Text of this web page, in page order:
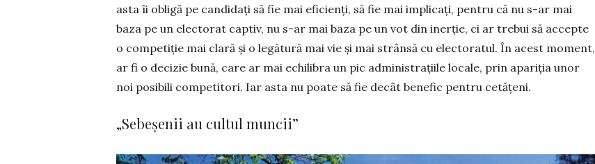
asta îi obligă pe candidați să fie mai eficienți, să fie mai implicați, pentru că nu s-ar mai
baza pe un electorat captiv, nu s-ar mai baza pe un vot din inerție, ci ar trebui să accepte
o com­pe­tiție mai clară și o legătură mai vie și mai strânsă cu elec­toratul. În acest mo­ment,
ar fi o decizie bună, care ar mai echilibra un pic administrațiile locale, prin apariția unor
noi posibili competitori. Iar asta nu poate să fie decât benefic pentru cetățeni.
„Sebeșenii au cultul muncii”